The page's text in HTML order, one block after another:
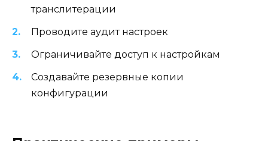
транслитерации
Проводите аудит настроек
Ограничивайте доступ к настройкам
Создавайте резервные копии
конфигурации